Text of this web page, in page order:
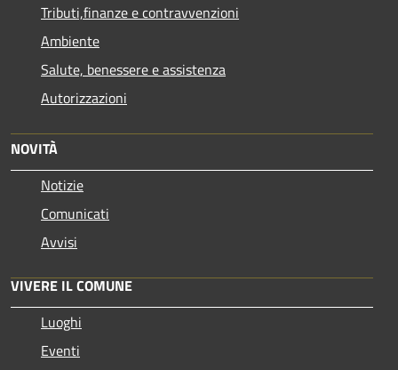
Tributi,finanze e contravvenzioni
Ambiente
Salute, benessere e assistenza
Autorizzazioni
NOVITÀ
Notizie
Comunicati
Avvisi
VIVERE IL COMUNE
Luoghi
Eventi